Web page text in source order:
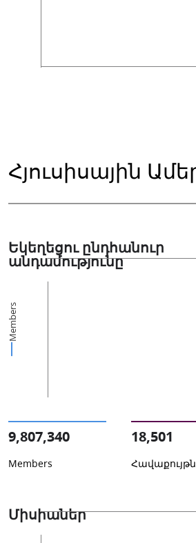
Հյուսիսային
Եկեղեցու ընդհանուր
անդամությունը
Members
9,807,340
Members
18,501
Միսիաներ